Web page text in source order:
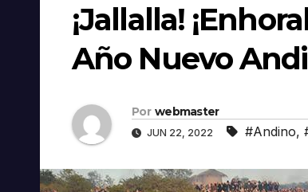
¡Jallalla!
Año Nuevo
Por webmaster
JUN 22, 2022 #Andino,